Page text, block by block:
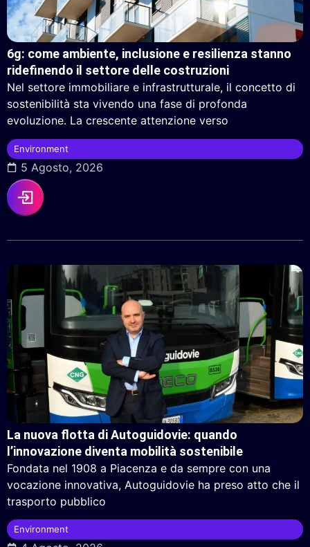
6g: come ambiente, inclusione e resilienza stanno
ridefinendo il settore delle costruzioni
Nel settore immobiliare e infrastrutturale, il concetto di
sostenibilità sta vivendo una fase di profonda
evoluzione. La crescente attenzione verso
Environment
5 Agosto, 2026
La nuova flotta di Autoguidovie: quando
l’innovazione diventa mobilità sostenibile
Fondata nel 1908 a Piacenza e da sempre con una
vocazione innovativa, Autoguidovie ha preso atto che il
trasporto pubblico
Environment